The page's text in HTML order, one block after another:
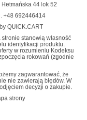
44 lok 52
+48 692446414
QUICK.CART
stanowią własność
identyfikacji produktu.
w rozumieniu Kodeksu
rokowań (zgodnie
zagwarantować, że
nie zawierają błędów. W
decyzji o zakupie.
strony